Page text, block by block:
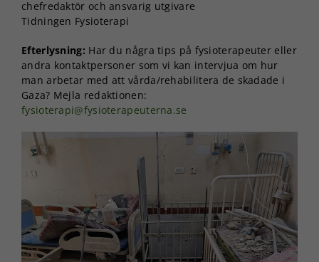
chefredaktör och ansvarig utgivare
Tidningen Fysioterapi
Efterlysning: Har du några tips på fysioterapeuter eller
andra kontaktpersoner som vi kan intervjua om hur
man arbetar med att vårda/rehabilitera de skadade i
Gaza? Mejla redaktionen:
fysioterapi@fysioterapeuterna.se